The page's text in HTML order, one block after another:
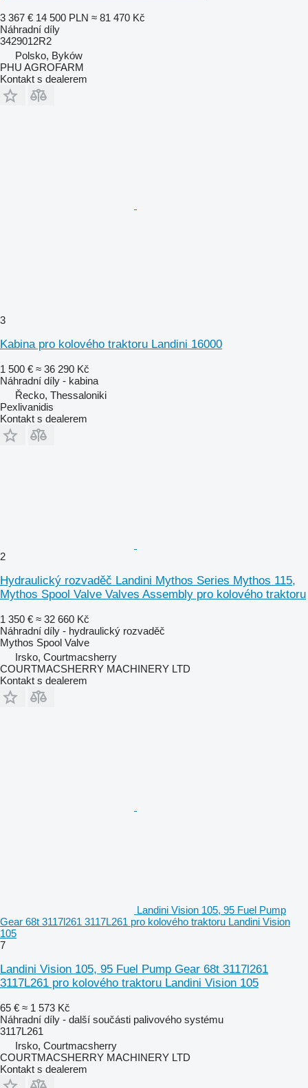
3 367 € 14 500 PLN ≈ 81 470 Kč
Náhradní díly
3429012R2
Polsko, Byków
PHU AGROFARM
Kontakt s dealerem
3
Kabina pro kolového traktoru Landini 16000
1 500 € ≈ 36 290 Kč
Náhradní díly - kabina
Řecko, Thessaloniki
Pexlivanidis
Kontakt s dealerem
2
Hydraulický rozvaděč Landini Mythos Series Mythos 115,
Mythos Spool Valve Valves Assembly pro kolového traktoru
1 350 € ≈ 32 660 Kč
Náhradní díly - hydraulický rozvaděč
Mythos Spool Valve
Irsko, Courtmacsherry
COURTMACSHERRY MACHINERY LTD
Kontakt s dealerem
Landini Vision 105, 95 Fuel Pump
Gear 68t 3117l261 3117L261 pro kolového traktoru Landini Vision
105
7
Landini Vision 105, 95 Fuel Pump Gear 68t 3117l261
3117L261 pro kolového traktoru Landini Vision 105
65 € ≈ 1 573 Kč
Náhradní díly - další součásti palivového systému
3117L261
Irsko, Courtmacsherry
COURTMACSHERRY MACHINERY LTD
Kontakt s dealerem